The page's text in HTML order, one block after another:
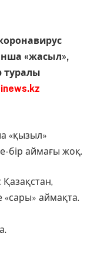
«жасыл»,
туралы
«қызыл»
бір аймағы жоқ.
«сары» аймақта.